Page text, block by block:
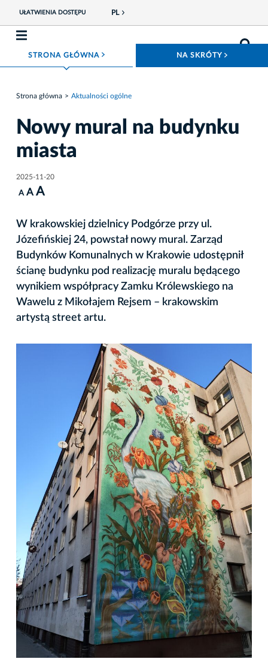
UŁATWIENIA DOSTĘPU PL
STRONA GŁÓWNA ROZWIŃ MENU NA SKRÓTY
Strona główna Aktualności ogólne
Nowy mural na budynku
miasta
2025-11-20
A A A
W krakowskiej dzielnicy Podgórze przy ul.
Józefińskiej 24, powstał nowy mural. Zarząd
Budynków Komunalnych w Krakowie udostępnił
ścianę budynku pod realizację muralu będącego
wynikiem współpracy Zamku Królewskiego na
Wawelu z Mikołajem Rejsem – krakowskim
artystą street artu.